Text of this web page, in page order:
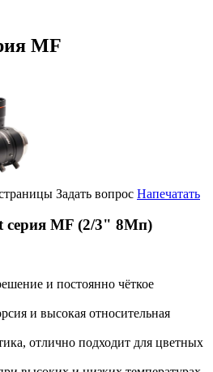
MF
Задать вопрос Напечатать
MF (2/3" 8Мп)
и постоянно чёткое
и высокая относительная
отлично подходит для цветных